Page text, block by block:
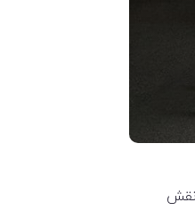
نقش